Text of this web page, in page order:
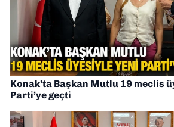
Konak’ta Başkan Mutlu 19 meclis
Parti’ye geçti